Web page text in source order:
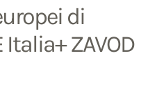
di
ZAVOD